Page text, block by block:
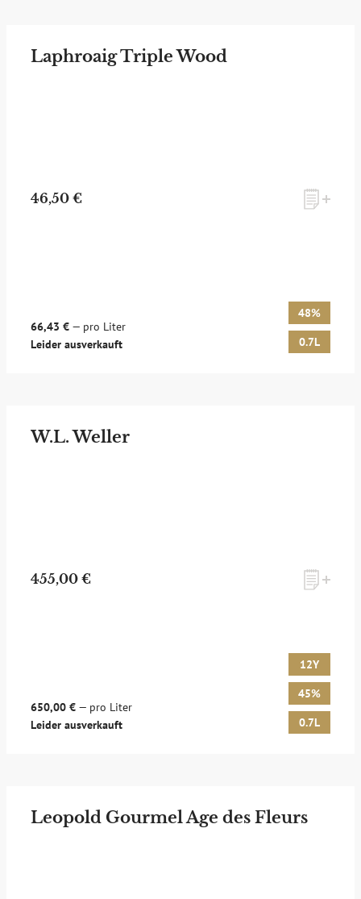
Laphroaig Triple Wood
46,50 €
66,43 € — pro Liter
Leider ausverkauft
48%
0.7L
W.L. Weller
455,00 €
650,00 € — pro Liter
Leider ausverkauft
12Y
45%
0.7L
Leopold Gourmel Age des Fleurs